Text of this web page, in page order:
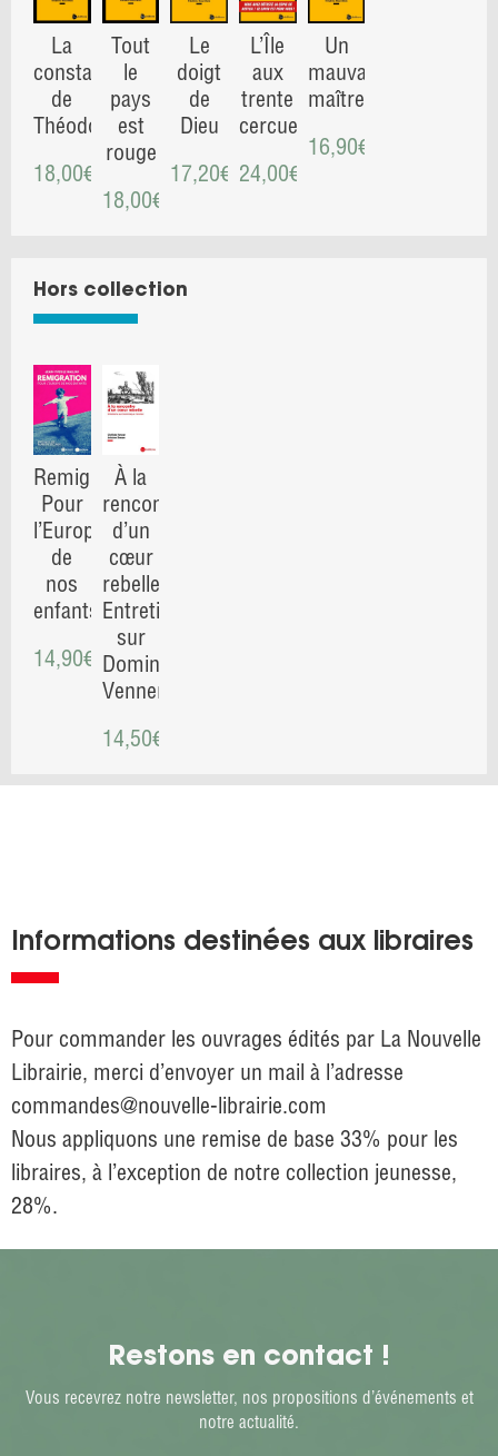
La
constante
de
Théodore
18,00€
Tout
le
pays
est
rouge
18,00€
Le
doigt
de
Dieu
17,20€
L’Île
aux
trente
cercueils
24,00€
Un
mauvais
maître
16,90€
Hors collection
Remigration.
Pour
l’Europe
de
nos
enfants
14,90€
À la
rencontre
d’un
cœur
rebelle.
Entretiens
sur
Dominique
Venner
14,50€
Informations destinées aux libraires
Pour commander les ouvrages édités par La Nouvelle
Librairie, merci d’envoyer un mail à l’adresse
commandes@nouvelle-librairie.com
Nous appliquons une remise de base 33% pour les
libraires, à l’exception de notre collection jeunesse,
28%.
Restons en contact !
Vous recevrez notre newsletter, nos propositions d’événements et
notre actualité.